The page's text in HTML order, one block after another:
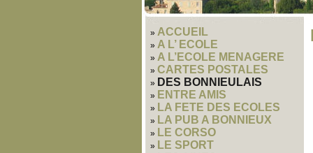
ACCUEIL
A L’ ECOLE
A L’ECOLE MENAGERE
CARTES POSTALES
DES BONNIEULAIS
ENTRE AMIS
LA FETE DES ECOLES
LA PUB A BONNIEUX
LE CORSO
LE SPORT